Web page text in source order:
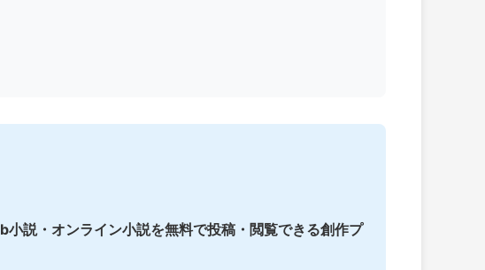
小説・オンライン小説を無料で投稿・閲覧できる創作プ